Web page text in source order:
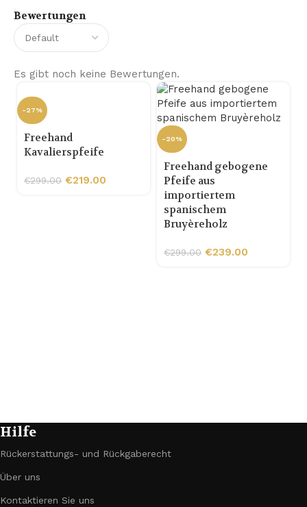
Bewertungen
Es gibt noch keine Bewertungen.
-27%
Freehand
Kavalierspfeife
€299.00 €219.00
-20%
Freehand gebogene
Pfeife aus
importiertem
spanischem
Bruyèreholz
€299.00 €239.00
Hilfe
Rückerstattungs- und Rückgaberecht
Über uns
Kontaktieren Sie uns